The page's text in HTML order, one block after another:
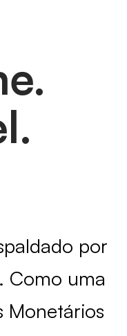
por
Como uma
Monetários